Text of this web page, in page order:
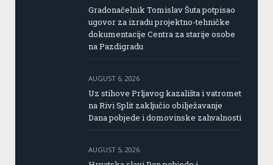
Gradonačelnik Tomislav Šuta potpisao
ugovor za izradu projektno-tehničke
dokumentacije Centra za starije osobe
na Pazdigradu
AUGUST 6, 2026
Uz stihove Prljavog kazališta i vatromet
na Rivi Split zaključio obilježavanje
Dana pobjede i domovinske zahvalnosti
AUGUST 5, 2026